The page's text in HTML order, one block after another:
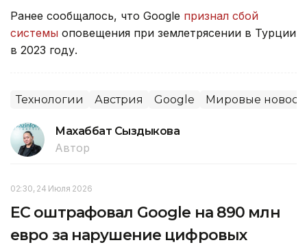
Ранее сообщалось, что Google признал сбой
системы оповещения при землетрясении в Турции
в 2023 году.
Технологии Австрия Google Мировые
Махаббат Сыздыкова
Автор
02:30, 24 Июля 2026
ЕС оштрафовал Google на 890 млн
евро за нарушение цифровых